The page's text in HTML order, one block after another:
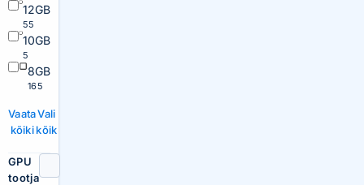
12GB
55
10GB
5
8GB
165
Vaata
kõiki
Vali
kõik
GPU
tootja